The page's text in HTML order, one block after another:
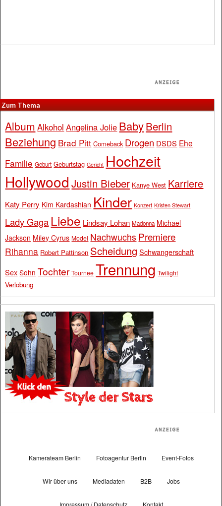
Zum Thema
Album Alkohol Angelina Jolie BabyBerlin
Beziehung Brad Pitt Comeback Drogen DSDS Ehe
Familie Geburt Geburtstag Gericht Hochzeit
Hollywood Justin Bieber Kanye West Karriere
Katy Perry Kim Kardashian Kinder Konzert Kristen Stewart
Lady Gaga Liebe Lindsay Lohan Madonna Michael
Jackson Miley Cyrus Model Nachwuchs Premiere
Rihanna Robert Pattinson Scheidung Schwangerschaft
Sex Sohn Tochter Tournee Trennung Twilight
Verlobung
Kamerateam Berlin Fotoagentur Berlin Event-Fotos
Wir über uns Mediadaten B2B Jobs
Impressum / Datenschutz Kontakt